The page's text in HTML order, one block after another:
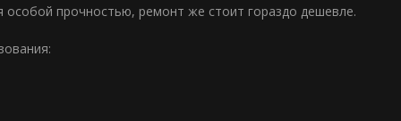
особой прочностью, ремонт же стоит гораздо дешевле.